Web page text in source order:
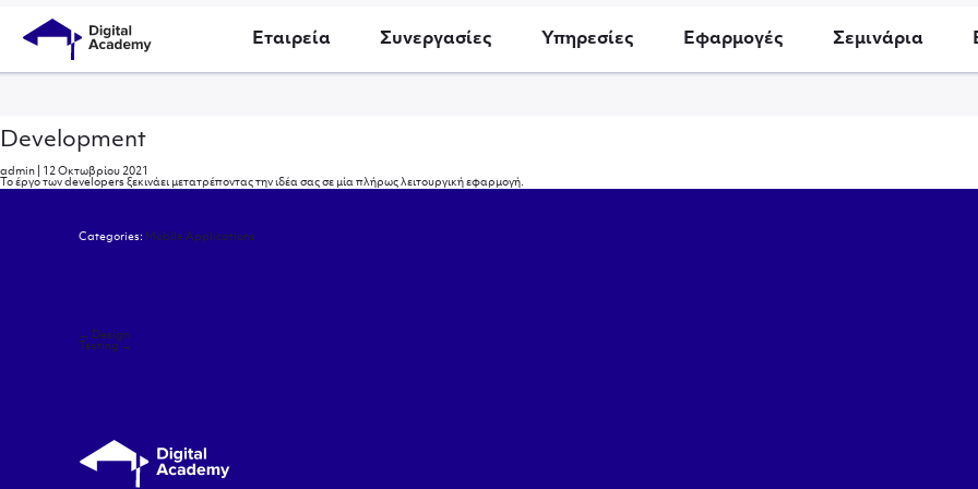
Εταιρεία Συνεργασίες Υπηρεσίες Εφαρμογές Σεμινάρια
Development
admin
12 Οκτωβρίου 2021
Το έργο των developers ξεκινάει μετατρέποντας την ιδέα σας σε μία πλήρως λειτουργική εφαρμογή.
Categories: Mobile Applications
Πλοήγηση
άρθρων
← Design
Testing →